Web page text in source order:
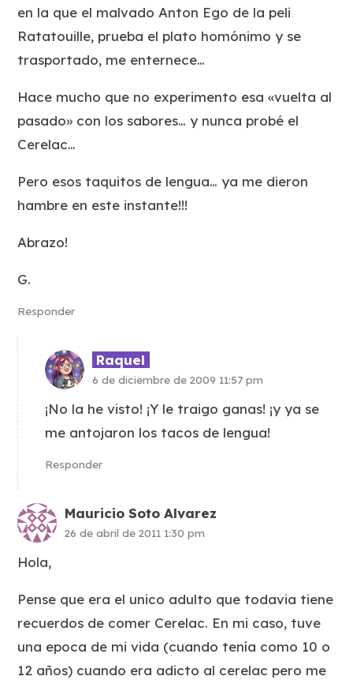
en la que el malvado Anton Ego de la peli
Ratatouille, prueba el plato homónimo y se
trasportado, me enternece…
Hace mucho que no experimento esa «vuelta al
pasado» con los sabores… y nunca probé el
Cerelac…
Pero esos taquitos de lengua… ya me dieron
hambre en este instante!!!
Abrazo!
G.
Responder
Raquel
6 de diciembre de 2009 11:57 pm
¡No la he visto! ¡Y le traigo ganas! ¡y ya se
me antojaron los tacos de lengua!
Responder
Mauricio Soto Alvarez
26 de abril de 2011 1:30 pm
Hola,
Pense que era el unico adulto que todavia tiene
recuerdos de comer Cerelac. En mi caso, tuve
una epoca de mi vida (cuando tenía como 10 o
12 años) cuando era adicto al cerelac pero me